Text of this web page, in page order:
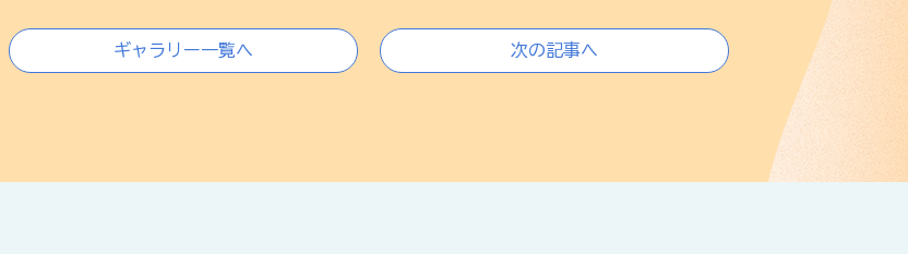
ギャラリー一覧へ 次の記事へ